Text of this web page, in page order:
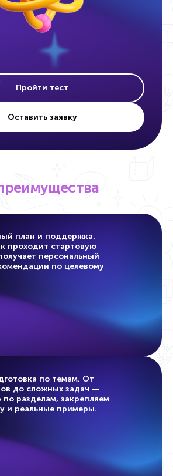
Оставить заявку
Пройти тест
план и поддержка.
проходит стартовую
персональный
по целевому
по темам. От
до сложных задач —
по разделам, закрепляем
и реальные примеры.